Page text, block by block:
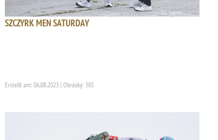
SZCZYRK MEN SATURDAY
Erstellt am: 06.08.2023 | Obrázky: 385